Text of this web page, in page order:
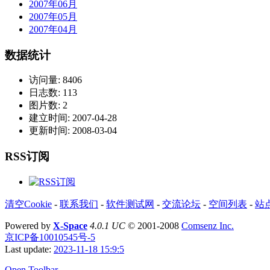
2007年06月
2007年05月
2007年04月
数据统计
访问量: 8406
日志数: 113
图片数: 2
建立时间: 2007-04-28
更新时间: 2008-03-04
RSS订阅
清空Cookie - 联系我们 - 软件测试网 - 交流论坛 - 空间列表 - 站
Powered by X-Space 4.0.1 UC © 2001-2008 Comsenz Inc.
京ICP备10010545号-5
Last update: 2023-11-18 15:9:5